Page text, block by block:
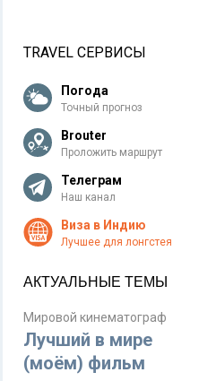
TRAVEL СЕРВИСЫ
Погода
Точный прогноз
Brouter
Проложить маршрут
Телеграм
Наш канал
Виза в Индию
Лучшее для лонгстея
АКТУАЛЬНЫЕ ТЕМЫ
Мировой кинематограф
Лучший в мире
(моём) фильм